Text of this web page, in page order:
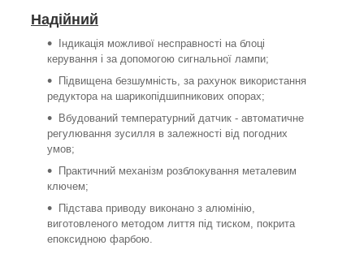
Надійний
Індикація можливої несправності на блоці
керування і за допомогою сигнальної лампи;
Підвищена безшумність, за рахунок використання
редуктора на шарикопідшипникових опорах;
Вбудований температурний датчик - автоматичне
регулювання зусилля в залежності від погодних
умов;
Практичний механізм розблокування металевим
ключем;
Підстава приводу виконано з алюмінію,
виготовленого методом лиття під тиском, покрита
епоксидною фарбою.